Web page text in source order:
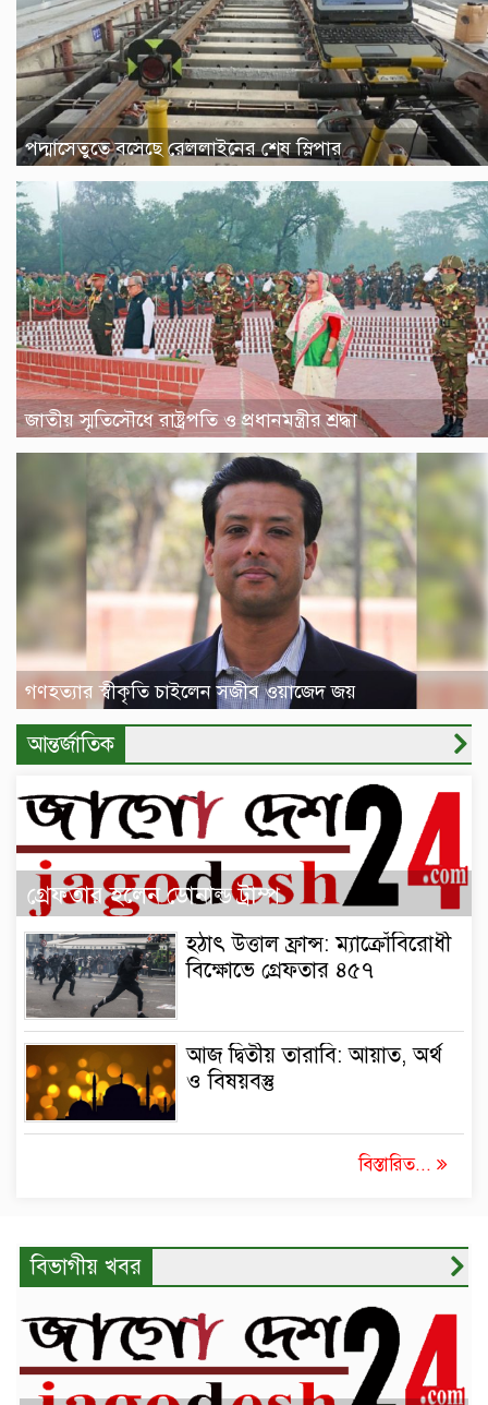
পদ্মাসেতুতে বসেছে রেললাইনের শেষ স্লিপার
জাতীয় স্মৃতিসৌধে রাষ্ট্রপতি ও প্রধানমন্ত্রীর শ্রদ্ধা
গণহত্যার স্বীকৃতি চাইলেন সজীব ওয়াজেদ জয়
আন্তর্জাতিক
গ্রেফতার হলেন ডোনাল্ড ট্রাম্প
হঠাৎ উত্তাল ফ্রান্স: ম্যাক্রোঁবিরোধী
বিক্ষোভে গ্রেফতার ৪৫৭
আজ দ্বিতীয় তারাবি: আয়াত, অর্থ
ও বিষয়বস্তু
বিস্তারিত...
বিভাগীয় খবর